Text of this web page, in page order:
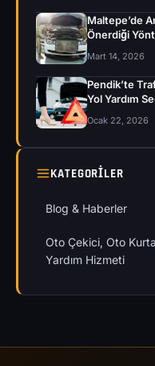
Maltepe’de
Önerdiği
Mart 14, 2026
Pendik’te
Yol Yardım
Ocak 22, 2026
KATEGORILER
Blog & Haberler
Oto Çekici, Oto
Yardım Hizmeti